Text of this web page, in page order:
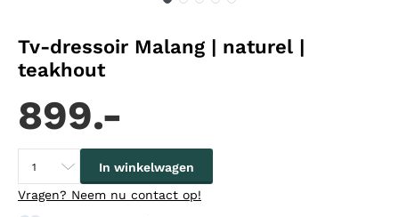
Tv-dressoir Malang | naturel |
teakhout
899.-
In winkelwagen
Vragen? Neem nu contact op!